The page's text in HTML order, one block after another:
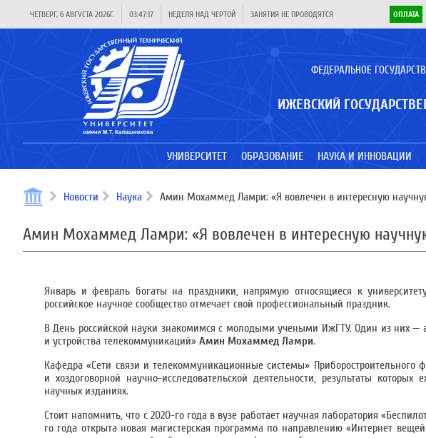
ЧЕТВЕРГ, 6 АВГУСТА 2026Г. 03:47:17 НЕДЕЛЯ НАД ЧЕРТОЙ ЗАНЯТИЯ НЕ ПРОВОДЯТСЯ ОПЛАТА
ФЕДЕРАЛЬНОЕ
ИЖЕВСКИЙ
УНИВЕРСИТЕТ ОБРАЗОВАНИЕ НАУКА И ИННОВАЦИИ
Новости Наука Амин Мохаммед Ламри: «Я вовлечен в интересную
Амин Мохаммед Ламри: «Я вовлечен в интересную
Январь и февраль богаты на праздники, напрямую относящиеся к
российское научное сообщество отмечает свой профессиональный праздник.
В День российской науки знакомимся с молодыми учеными ИжГТУ. Один из них —
и устройства телекоммуникаций» Амин Мохаммед Ламри.
Кафедра «Сети связи и телекоммуникационные системы»
и хоздоговорной научно-исследовательской деятельности, результаты
научных изданиях.
Стоит напомнить, что с 2020-го года в вузе работает научная лаборатория
го года открыта новая магистерская программа по направлению «Интернет